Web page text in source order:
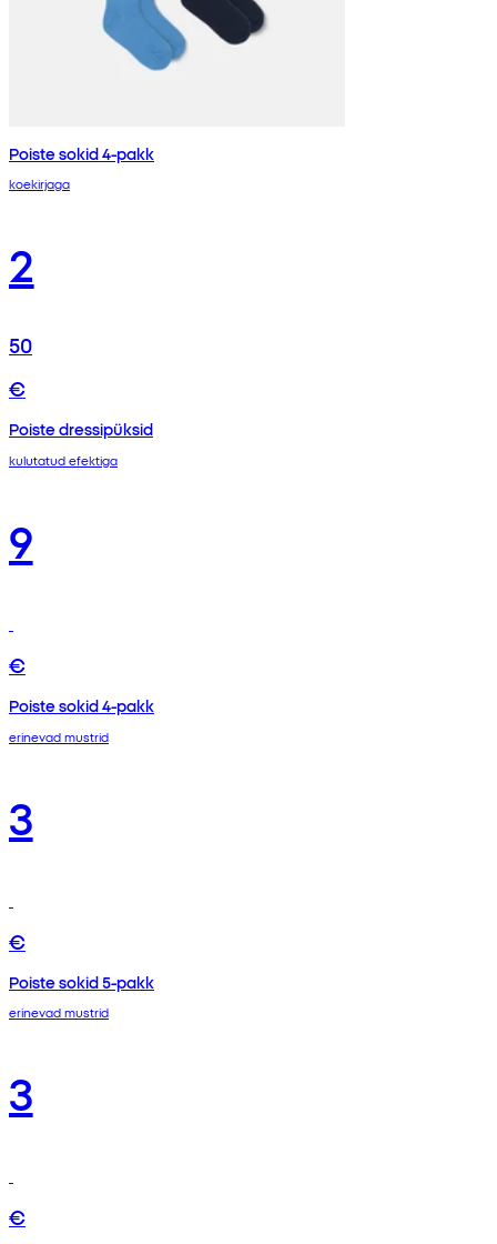
Poiste sokid 4-pakk
koekirjaga
2
50
€
Poiste dressipüksid
kulutatud efektiga
9
€
Poiste sokid 4-pakk
erinevad mustrid
3
€
Poiste sokid 5-pakk
erinevad mustrid
3
€